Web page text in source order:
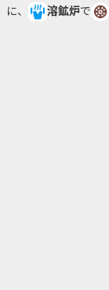
に、
溶鉱炉で